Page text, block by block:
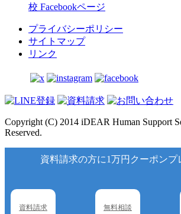
プライバシーポリシー
サイトマップ
リンク
Copyright (C) 2014 iDEAR Human Support
Reserved.
資料請求の方に1万円クーポンプ
資料請求 無料相談